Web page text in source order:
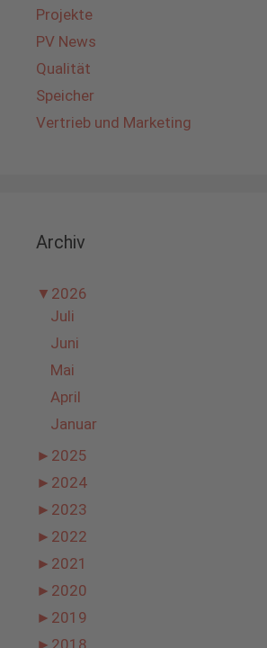
Projekte
PV News
Qualität
Speicher
Vertrieb und Marketing
Archiv
▼ 2026
Juli
Juni
Mai
April
Januar
► 2025
► 2024
► 2023
► 2022
► 2021
► 2020
► 2019